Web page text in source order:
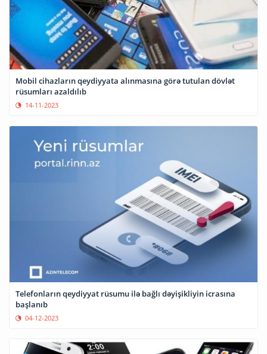
Mobil cihazların qeydiyyata alınmasına görə tutulan dövlət
rüsumları azaldılıb
14-11-2023
Telefonların qeydiyyat rüsumu ilə bağlı dəyişikliyin icrasına
başlanıb
04-12-2023